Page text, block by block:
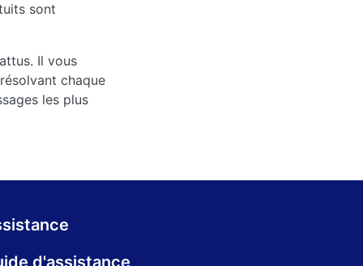
sont
Il vous
chaque
les plus
d'assistance